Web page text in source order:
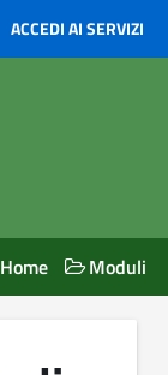
ACCEDI AI SERVIZI
Home Moduli